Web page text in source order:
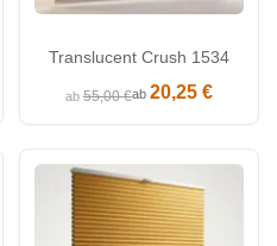
Translucent Crush 1534
ab55,00 €ab 20,25 €